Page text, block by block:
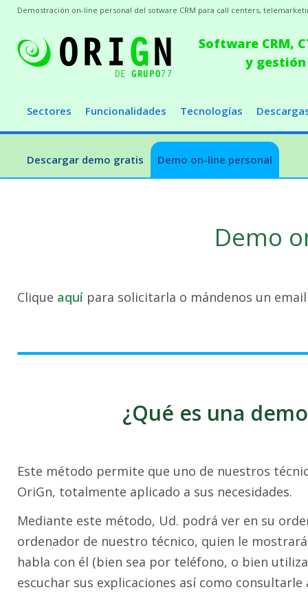
Software CRM,
y
Sectores Funcionalidades Tecnologías
Descargar demo gratis Demo on-line personal
Demostración on-line personal del sotware CRM para call centers,
Demo
Clique aquí para solicitarla o mándenos un
¿Qué es una
Este método permite que uno de nuestros
OriGn, totalmente aplicado a sus necesidades.
Mediante este método, Ud. podrá ver en su
ordenador de nuestro técnico, quien le
habla con él (bien sea por teléfono, o bien
escuchar sus explicaciones así como